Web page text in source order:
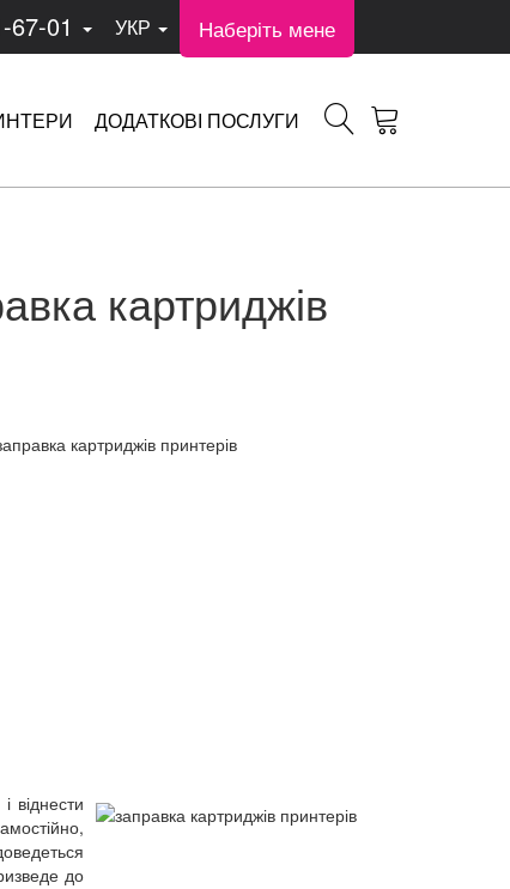
67-01 УКР Наберіть мене
ДОДАТКОВІ ПОСЛУГИ
картриджів
віднести
до